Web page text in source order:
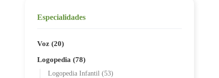
Especialidades
Voz (20)
Logopedia (78)
Logopedia Infantil (53)